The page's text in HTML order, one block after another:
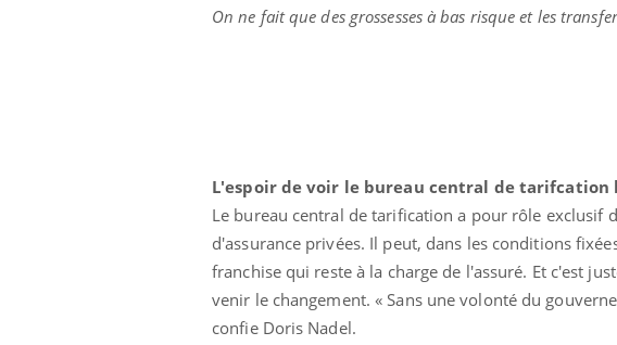
On ne fait que des grossesses à bas risque et les
L'espoir de voir le bureau central de tarifcation
Le bureau central de tarification a pour rôle exclusif
d'assurance privées. Il peut, dans les conditions
franchise qui reste à la charge de l'assuré. Et c'est
venir le changement. « Sans une volonté du
confie Doris Nadel.